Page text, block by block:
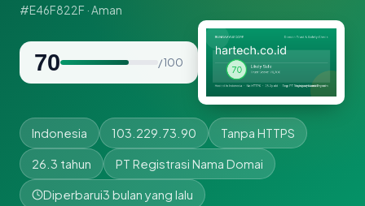
#E46F822F · Aman
70 / 100
Indonesia 103.229.73.90 Tanpa HTTPS
26.3 tahun PT Registrasi Nama Domai
Diperbarui3 bulan yang lalu